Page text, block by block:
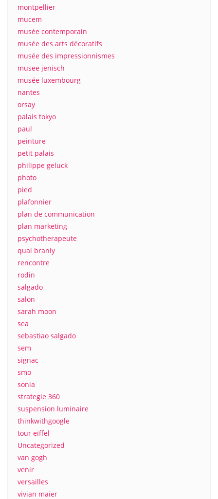
montpellier
mucem
musée contemporain
musée des arts décoratifs
musée des impressionnismes
musee jenisch
musée luxembourg
nantes
orsay
palais tokyo
paul
peinture
petit palais
philippe geluck
photo
pied
plafonnier
plan de communication
plan marketing
psychotherapeute
quai branly
rencontre
rodin
salgado
salon
sarah moon
sea
sebastiao salgado
sem
signac
smo
sonia
strategie 360
suspension luminaire
thinkwithgoogle
tour eiffel
Uncategorized
van gogh
venir
versailles
vivian maier